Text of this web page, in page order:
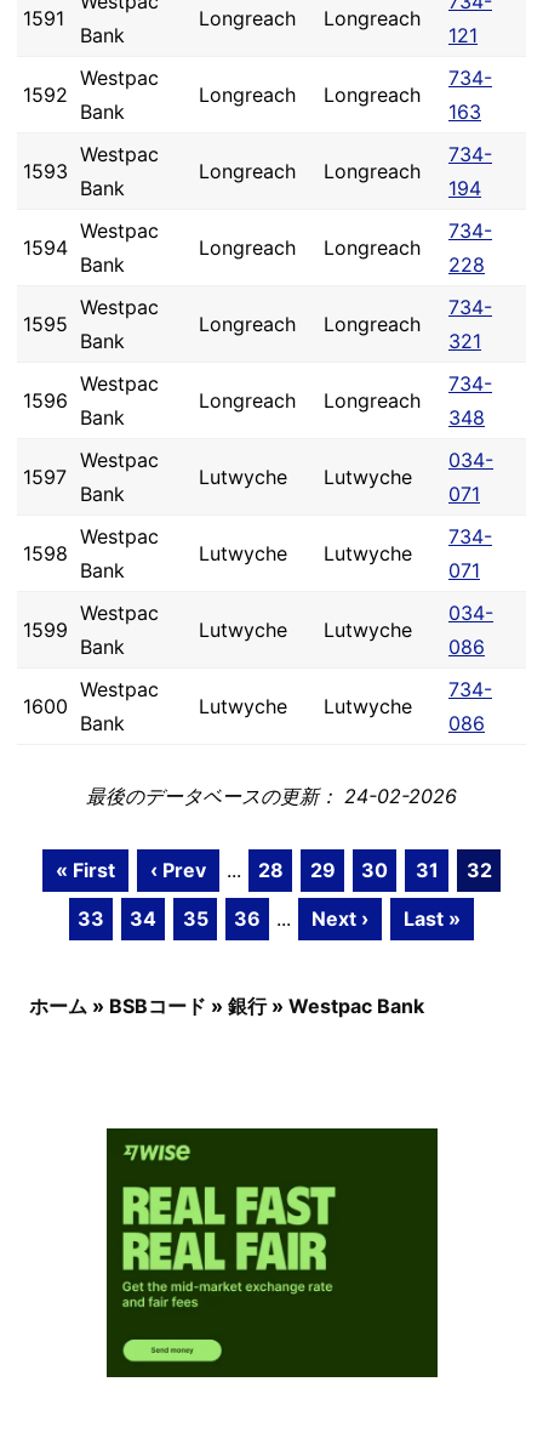
1591
Bank
Longreach Longreach
121
1592
Westpac
Bank
Longreach Longreach
734-
163
1593
Westpac
Bank
Longreach Longreach
734-
194
1594
Westpac
Bank
Longreach Longreach
734-
228
1595
Westpac
Bank
Longreach Longreach
734-
321
1596
Westpac
Bank
Longreach Longreach
734-
348
1597
Westpac
Bank
Lutwyche Lutwyche
034-
071
1598
Westpac
Bank
Lutwyche Lutwyche
734-
071
1599
Westpac
Bank
Lutwyche Lutwyche
034-
086
1600
Westpac
Bank
Lutwyche Lutwyche
734-
086
最後のデータベースの更新： 24-02-2026
« First ‹ Prev ... 28 29 30 31
32
33
34 35 36 ... Next › Last »
ホーム » BSBコード » 銀行» Westpac Bank